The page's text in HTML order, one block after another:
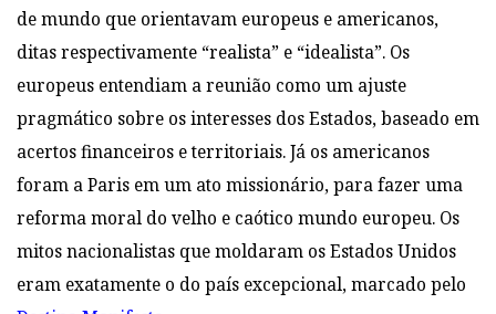
de mundo que orientavam europeus e americanos,
ditas respectivamente “realista” e “idealista”. Os
europeus entendiam a reunião como um ajuste
pragmático sobre os interesses dos Estados, baseado em
acertos financeiros e territoriais. Já os americanos
foram a Paris em um ato missionário, para fazer uma
reforma moral do velho e caótico mundo europeu. Os
mitos nacionalistas que moldaram os Estados Unidos
eram exatamente o do país excepcional, marcado pelo